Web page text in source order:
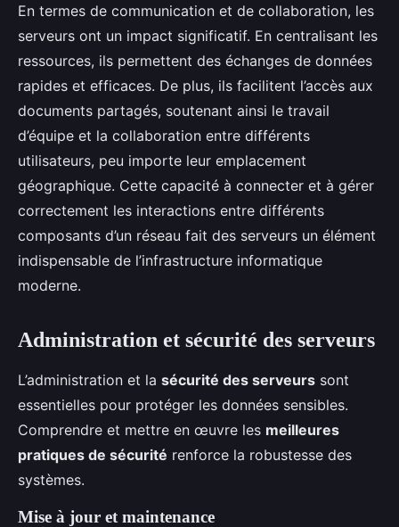
En termes de communication et de collaboration, les
serveurs ont un impact significatif. En centralisant les
ressources, ils permettent des échanges de données
rapides et efficaces. De plus, ils facilitent l’accès aux
documents partagés, soutenant ainsi le travail
d’équipe et la collaboration entre différents
utilisateurs, peu importe leur emplacement
géographique. Cette capacité à connecter et à gérer
correctement les interactions entre différents
composants d’un réseau fait des serveurs un élément
indispensable de l’infrastructure informatique
moderne.
Administration et sécurité des serveurs
L’administration et la sécurité des serveurs sont
essentielles pour protéger les données sensibles.
Comprendre et mettre en œuvre les meilleures
pratiques de sécurité renforce la robustesse des
systèmes.
Mise à jour et maintenance